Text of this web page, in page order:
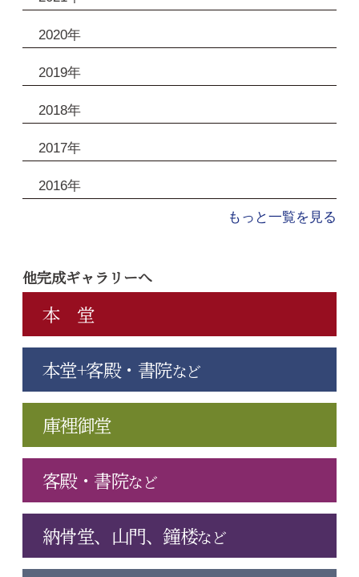
2020年
2019年
2018年
2017年
2016年
もっと一覧を見る
他完成ギャラリーへ
本 堂
本堂+客殿・書院など
庫裡御堂
客殿・書院など
納骨堂、山門、鐘楼など